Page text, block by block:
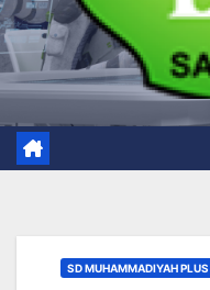
SD MUHAMMADIYAH